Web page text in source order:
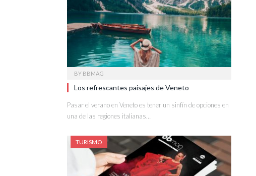
BY BBMAG
Los refrescantes paisajes de Veneto
Pasar el verano en Veneto es tener un sinfín de opciones en
una de las regiones italianas…
TURISMO